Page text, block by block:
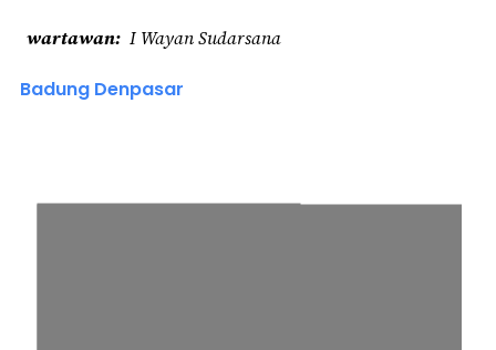
wartawan I Wayan Sudarsana
Badung Denpasar